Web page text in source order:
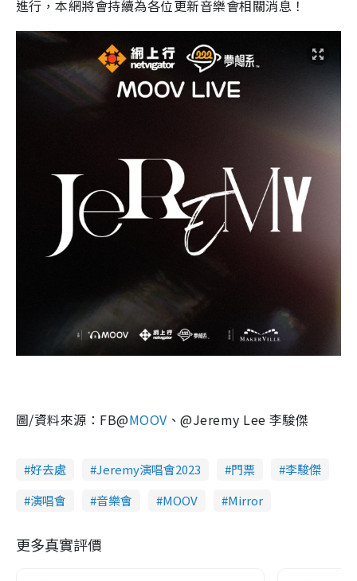
進行，本網將會持續為各位更新音樂會相關消息！
圖/資料來源：FB@MOOV 、@Jeremy Lee 李駿傑
好去處 Jeremy演唱會2023 門票
李駿傑
演唱會
音樂會 MOOV Mirror
更多真實評價